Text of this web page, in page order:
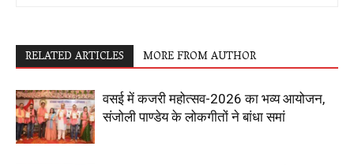
RELATED ARTICLES MORE FROM AUTHOR
वसई में कजरी महोत्सव-2026 का भव्य आयोजन,
संजोली पाण्डेय के लोकगीतों ने बांधा समां